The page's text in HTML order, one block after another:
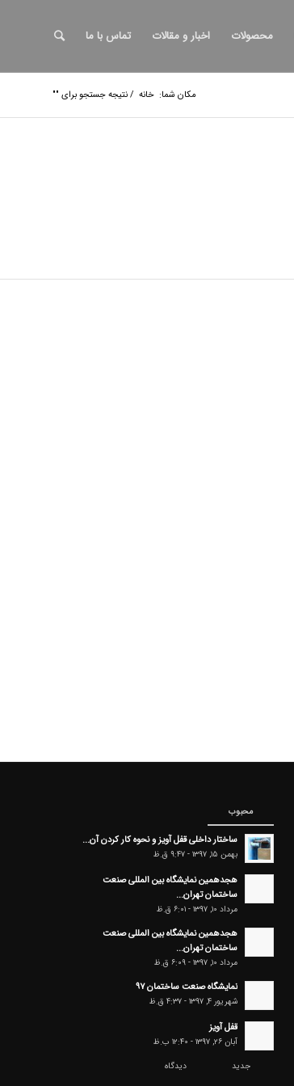
محصولات اخبار و مقالات تماس با ما
مکان شما: خانه /نتیجه جستجو برای ""
محبوب
ساختار داخلی قفل آویز و نحوه کار کردن آن...
بهمن ۱۵, ۱۳۹۷ - ۹:۴۷ ق.ظ
هجدهمین نمایشگاه بین المللی صنعت
ساختمان تهران...
مرداد ۱۰, ۱۳۹۷ - ۶:۰۱ ق.ظ
هجدهمین نمایشگاه بین المللی صنعت
ساختمان تهران...
مرداد ۱۰, ۱۳۹۷ - ۶:۰۹ ق.ظ
نمایشگاه صنعت ساختمان ۹۷
شهریور ۴, ۱۳۹۷ - ۴:۳۷ ق.ظ
قفل آویز
آبان ۲۶, ۱۳۹۷ - ۱۲:۴۰ ب.ظ
جدید
دیدگاه